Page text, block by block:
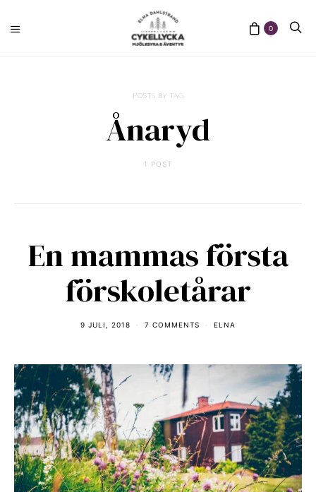
0
POSTS BY TAG
Ånaryd
1 POST
En mammas första
förskoletårar
9 JULI, 2018 7 COMMENTS ELNA